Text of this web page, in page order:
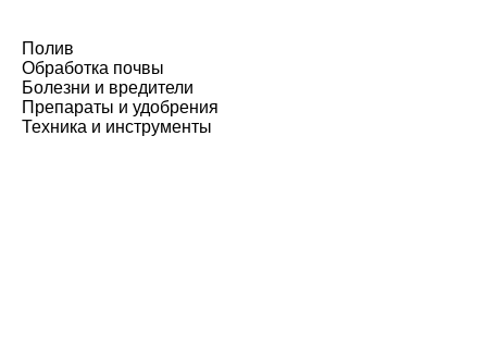
Полив
Обработка почвы
Болезни и вредители
Препараты и удобрения
Техника и инструменты